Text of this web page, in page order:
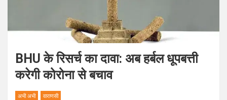
BHU के रिसर्च का दावा: अब हर्बल धूपबत्ती
करेगी कोरोना से बचाव
अभी अभी वाराणसी